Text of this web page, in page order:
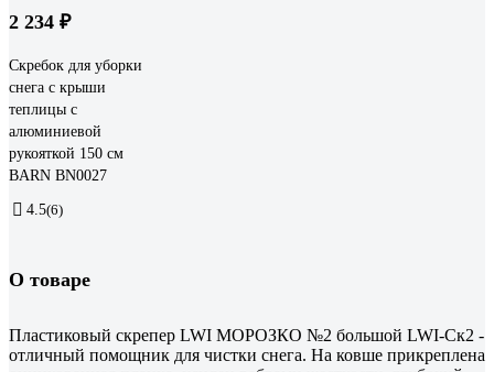
2 234 ₽
Скребок для уборки
снега с крыши
теплицы с
алюминиевой
рукояткой 150 см
BARN BN0027
4.5(6)
О товаре
Пластиковый скрепер LWI МОРОЗКО №2 большой LWI-Ск2 -
отличный помощник для чистки снега. На ковше прикреплена